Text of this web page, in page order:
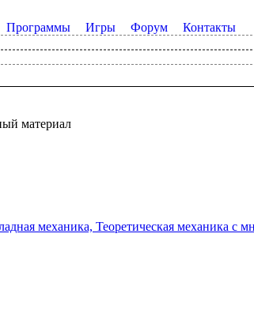
Программы Игры Форум
Контакты
материал
механика, Теоретическая механика с